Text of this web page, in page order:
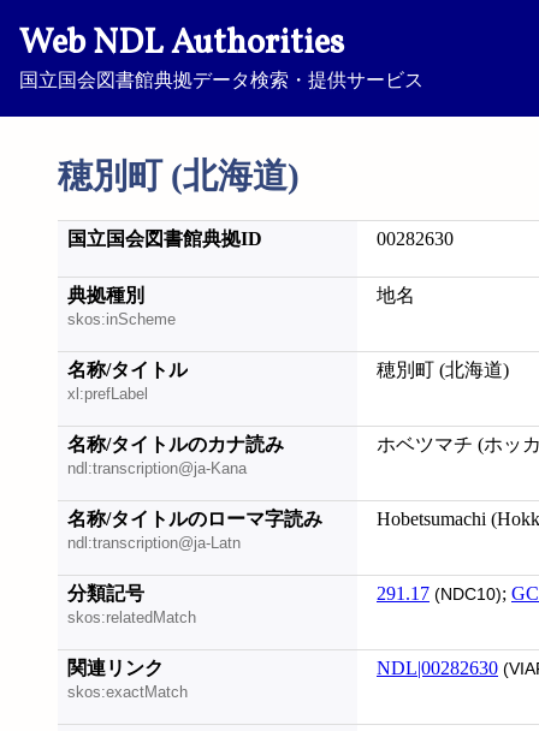
Web NDL Authorities
国立国会図書館典拠データ検索・提供サービス
穂別町 (北海道)
国立国会図書館典拠ID 00282630
典拠種別
skos:inScheme
地名
名称/タイトル
xl:prefLabel
穂別町 (北海道)
名称/タイトルのカナ読み
ndl:transcription@ja-Kana
ホベツマチ (ホッ
名称/タイトルのローマ字読み
ndl:transcription@ja-Latn
Hobetsumachi
分類記号
skos:relatedMatch
291.17 (NDC10);
関連リンク
skos:exactMatch
NDL|00282630